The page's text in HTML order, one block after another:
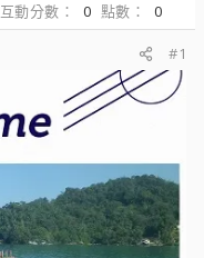
互動分數 0 點數
0
#1